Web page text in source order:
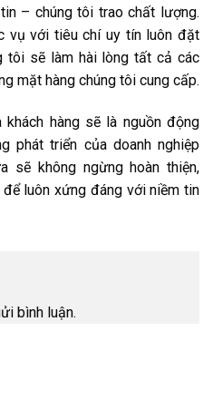
– chúng tôi trao chất lượng.
vụ với tiêu chí uy tín luôn đặt
tôi sẽ làm hài lòng tất cả các
mặt hàng chúng tôi cung cấp.
hàng sẽ là nguồn động
phát triển của doanh nghiệp
sẽ không ngừng hoàn thiện,
luôn xứng đáng với niềm tin
bình luận.